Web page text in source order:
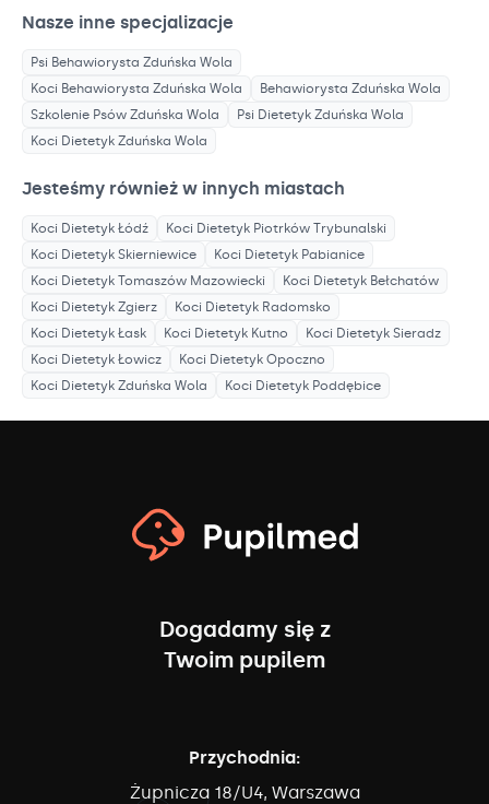
Nasze inne specjalizacje
Psi Behawiorysta Zduńska Wola
Koci Behawiorysta Zduńska Wola Behawiorysta Zduńska Wola
Szkolenie Psów Zduńska Wola Psi Dietetyk Zduńska Wola
Koci Dietetyk Zduńska Wola
Jesteśmy również w innych miastach
Koci Dietetyk Łódź Koci Dietetyk Piotrków Trybunalski
Koci Dietetyk Skierniewice Koci Dietetyk Pabianice
Koci Dietetyk Tomaszów Mazowiecki Koci Dietetyk Bełchatów
Koci Dietetyk Zgierz Koci Dietetyk Radomsko
Koci Dietetyk Łask Koci Dietetyk Kutno Koci Dietetyk Sieradz
Koci Dietetyk Łowicz Koci Dietetyk Opoczno
Koci Dietetyk Zduńska Wola Koci Dietetyk Poddębice
Dogadamy się z
Twoim pupilem
Przychodnia:
Żupnicza 18/U4, Warszawa